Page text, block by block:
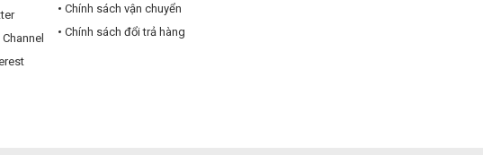
Chính sách vận chuyển
Chính sách đổi trả hàng